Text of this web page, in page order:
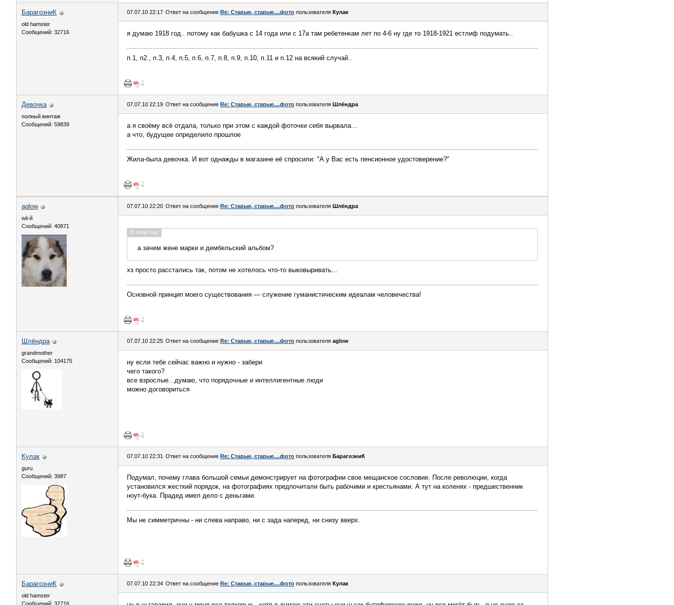
БарагозниК
old hamster
Сообщений: 32716
07.07.10 22:17 Ответ на сообщение Re: Старые, старые....фото пользователя Кулак
я думаю 1918 год.. потому как бабушка с 14 года или с 17а там ребетенкам лет по 4-6 ну где то 1918-1921 естлиф подумать..
п.1, п2., п.3, п.4, п.5, п.6, п.7, п.8, п.9, п.10, п.11 и п.12 на всякий случай..
Девочка
полный винтаж
Сообщений: 59839
07.07.10 22:19 Ответ на сообщение Re: Старые, старые....фото пользователя Шлёндра
а я своёму всё отдала, только при этом с каждой фоточки себя вырвала...
а что, будущее определило прошлое
Жила-была девочка. И вот однажды в магазине её спросили: "А у Вас есть пенсионное удостоверение?"
aglow
wii-й
Сообщений: 40871
07.07.10 22:20 Ответ на сообщение Re: Старые, старые....фото пользователя Шлёндра
В ответ на:
а зачем жене марки и дембельский альбом?
хз просто расстались так, потом не хотелось что-то выковыривать...
Основной принцип моего существования — служение гуманистическим идеалам человечества!
Шлёндра
grandmother
Сообщений: 104175
07.07.10 22:25 Ответ на сообщение Re: Старые, старые....фото пользователя aglow
ну если тебе сейчас важно и нужно - забери
чего такого?
все взрослые...думаю, что порядочные и интеллигентные люди
можно договориться
Кулак
guru
Сообщений: 3987
07.07.10 22:31 Ответ на сообщение Re: Старые, старые....фото пользователя БарагозниК
Подумал, почему глава большой семьи демонстрирует на фотографии свое мещанское сословие. После революции, когда
установился жесткий порядок, на фотографиях предпочитали быть рабочими и крестьянами. А тут на коленях - предшественник
ноут-бука. Прадед имел дело с деньгами.
Мы не симметричны - ни слева направо, ни с зада наперед, ни снизу вверх.
БарагозниК
old hamster
Сообщений: 32716
07.07.10 22:34 Ответ на сообщение Re: Старые, старые....фото пользователя Кулак